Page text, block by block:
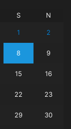
S N
1 2
8 9
15 16
22 23
29 30